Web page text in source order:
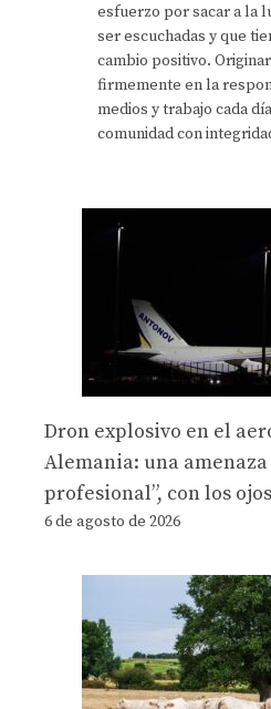
esfuerzo por sacar a la
ser escuchadas y que
cambio positivo.
firmemente en la
medios y trabajo cada
comunidad con
Dron explosivo en el
Alemania: una
profesional”, con los
6 de agosto de 2026